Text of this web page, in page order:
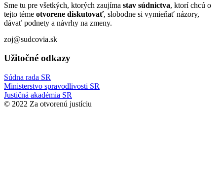
Sme tu pre všetkých, ktorých zaujíma stav súdnictva, ktorí chcú o
tejto téme otvorene diskutovať, slobodne si vymieňať názory,
dávať podnety a návrhy na zmeny.
zoj@sudcovia.sk
Užitočné odkazy
Súdna rada SR
Ministerstvo spravodlivosti SR
Justičná akadémia SR
© 2022 Za otvorenú justíciu